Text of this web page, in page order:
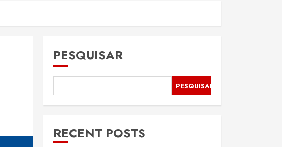
PESQUISAR
PESQUISAR
RECENT POSTS